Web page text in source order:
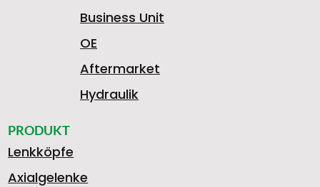
Business Unit
OE
Aftermarket
Hydraulik
PRODUKT
Lenkköpfe
Axialgelenke